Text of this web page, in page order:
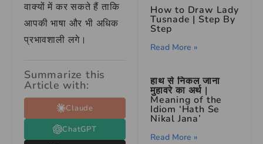
वाक्यों में कर सकते हैं ताकि
आपकी भाषा और भी अधिक
प्रभावशाली लगे।
Summarize this
Article with:
Claude
ChatGPT
How to Draw Lady
Tusnade | Step By
Step
Read More »
हाथ से निकल जाना
मुहावरे का अर्थ |
Meaning of the
Idiom ‘Hath Se
Nikal Jana’
Read More »